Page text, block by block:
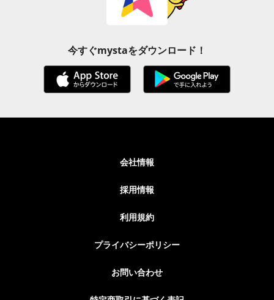
今すぐmystaをダウンロード！
会社情報
採用情報
利用規約
プライバシーポリシー
お問い合わせ